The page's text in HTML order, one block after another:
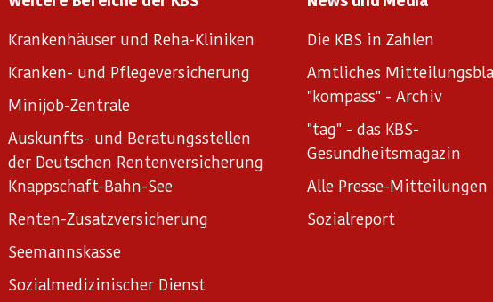
Krankenhäuser und Reha-Kliniken
Kranken- und Pflegeversicherung
Minijob-Zentrale
Auskunfts- und Beratungsstellen
der Deutschen Rentenversicherung
Knappschaft-Bahn-See
Renten-Zusatzversicherung
Seemannskasse
Sozialmedizinischer Dienst
Die KBS in Zahlen
Amtliches
"kompass" - Archiv
"tag" - das KBS-
Gesundheitsmagazin
Alle Presse-Mitteilungen
Sozialreport